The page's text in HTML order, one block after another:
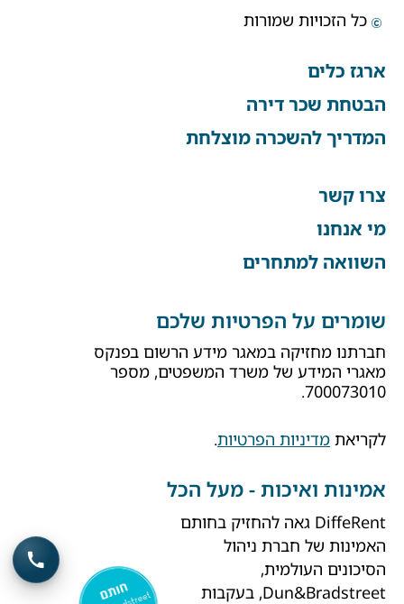
כל הזכויות שמורות
ארגז כלים
הבטחת שכר דירה
המדריך להשכרה מוצלחת
צרו קשר
מי אנחנו
השוואה למתחרים
שומרים על הפרטיות שלכם
חברתנו מחזיקה במאגר מידע הרשום בפנקס
מאגרי המידע של משרד המשפטים, מספר
700073010.
לקריאת מדיניות הפרטיות.
אמינות ואיכות - מעל הכל
DiffeRent גאה להחזיק בחותם
האמינות של חברת ניהול
הסיכונים העולמית,
Dun&Bradstreet, בעקבות